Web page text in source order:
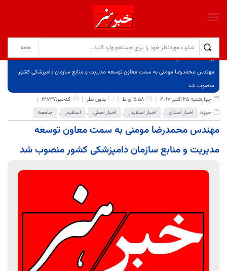
برگ نخست
نوشته‌ها
مهندس محمدرضا مومنی به سمت معاون توسعه مدیریت و منابع سازمان دامپزشکی کشور
منصوب شد
چهارشنبه 25 اکتبر 2017
5:58 ق.ظ بدون نظر
کدخبر:12837
حوزه:
اخبار استان , اخبار اسلایدر , اخبار اصلی , اسلایدر , جامعه
مهندس محمدرضا مومنی به سمت معاون توسعه
مدیریت و منابع سازمان دامپزشکی کشور منصوب شد